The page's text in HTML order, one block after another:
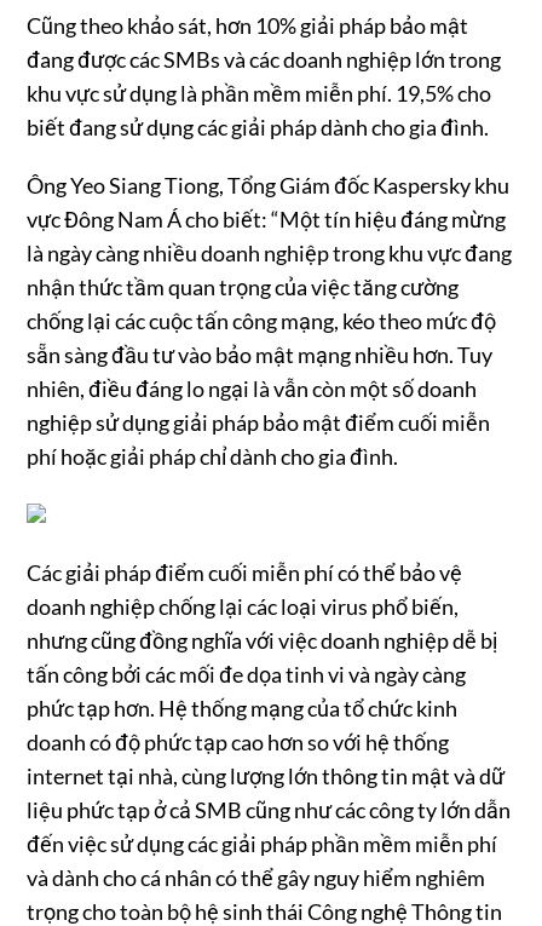
Cũng theo khảo sát, hơn 10% giải pháp bảo mật
đang được các SMBs và các doanh nghiệp lớn trong
khu vực sử dụng là phần mềm miễn phí. 19,5% cho
biết đang sử dụng các giải pháp dành cho gia đình.
Ông Yeo Siang Tiong, Tổng Giám đốc Kaspersky khu
vực Đông Nam Á cho biết: “Một tín hiệu đáng mừng
là ngày càng nhiều doanh nghiệp trong khu vực đang
nhận thức tầm quan trọng của việc tăng cường
chống lại các cuộc tấn công mạng, kéo theo mức độ
sẵn sàng đầu tư vào bảo mật mạng nhiều hơn. Tuy
nhiên, điều đáng lo ngại là vẫn còn một số doanh
nghiệp sử dụng giải pháp bảo mật điểm cuối miễn
phí hoặc giải pháp chỉ dành cho gia đình.
Các giải pháp điểm cuối miễn phí có thể bảo vệ
doanh nghiệp chống lại các loại virus phổ biến,
nhưng cũng đồng nghĩa với việc doanh nghiệp dễ bị
tấn công bởi các mối đe dọa tinh vi và ngày càng
phức tạp hơn. Hệ thống mạng của tổ chức kinh
doanh có độ phức tạp cao hơn so với hệ thống
internet tại nhà, cùng lượng lớn thông tin mật và dữ
liệu phức tạp ở cả SMB cũng như các công ty lớn dẫn
đến việc sử dụng các giải pháp phần mềm miễn phí
và dành cho cá nhân có thể gây nguy hiểm nghiêm
trọng cho toàn bộ hệ sinh thái Công nghệ Thông tin